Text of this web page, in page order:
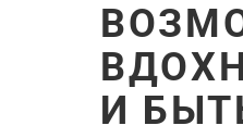
И